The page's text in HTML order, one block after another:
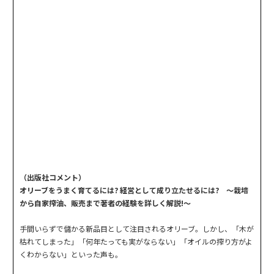
（出版社コメント）
オリーブをうまく育てるには? 経営として成り立たせるには? ～栽培
から自家搾油、販売まで著者の経験を詳しく解説!～
手間いらずで儲かる新品目として注目されるオリーブ。しかし、「木が
枯れてしまった」「何年たっても実がならない」「オイルの搾り方がよ
くわからない」といった声も。